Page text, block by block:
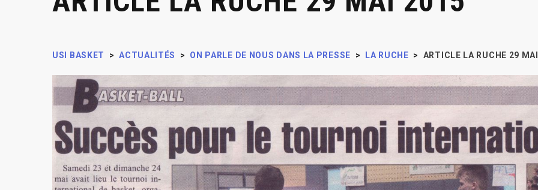
USI BASKET > ACTUALITÉS > ON PARLE DE NOUS DANS LA PRESSE > LA RUCHE > ARTICLE LA RUCHE 29